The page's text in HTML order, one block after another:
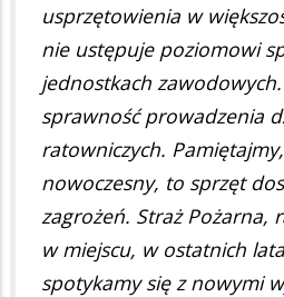
usprzętowienia w
nie ustępuje poziomowi
jednostkach
sprawność prowadzenia
ratowniczych.
nowoczesny, to sprzęt
zagrożeń. Straż Pożarna,
w miejscu, w ostatnich
spotykamy się z nowymi